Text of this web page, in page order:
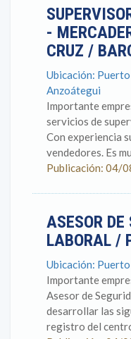
-
CRUZ /
Ubicación:
Anzoátegui
Importante
servicios de
Con experiencia
vendedores. Es
Publicación: 04/
ASESOR DE
LABORAL /
Ubicación:
Importante
Asesor de
desarrollar las
registro del